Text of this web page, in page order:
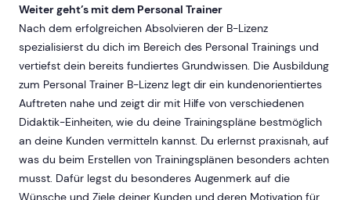
Weiter geht’s mit dem Personal Trainer
Nach dem erfolgreichen Absolvieren der B-Lizenz
spezialisierst du dich im Bereich des Personal Trainings und
vertiefst dein bereits fundiertes Grundwissen. Die Ausbildung
zum Personal Trainer B-Lizenz legt dir ein kundenorientiertes
Auftreten nahe und zeigt dir mit Hilfe von verschiedenen
Didaktik-Einheiten, wie du deine Trainingspläne bestmöglich
an deine Kunden vermitteln kannst. Du erlernst praxisnah, auf
was du beim Erstellen von Trainingsplänen besonders achten
musst. Dafür legst du besonderes Augenmerk auf die
Wünsche und Ziele deiner Kunden und deren Motivation für